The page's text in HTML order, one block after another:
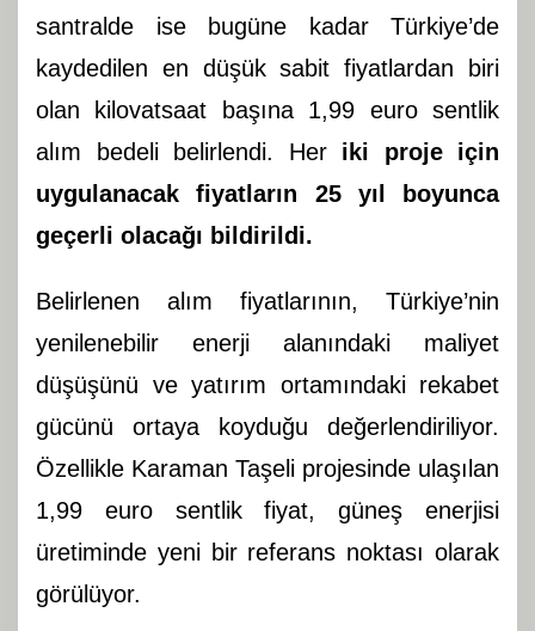
santralde ise bugüne kadar Türkiye’de
kaydedilen en düşük sabit fiyatlardan biri
olan kilovatsaat başına 1,99 euro sentlik
alım bedeli belirlendi. Her iki proje için
uygulanacak fiyatların 25 yıl boyunca
geçerli olacağı bildirildi.
Belirlenen alım fiyatlarının, Türkiye’nin
yenilenebilir enerji alanındaki maliyet
düşüşünü ve yatırım ortamındaki rekabet
gücünü ortaya koyduğu değerlendiriliyor.
Özellikle Karaman Taşeli projesinde ulaşılan
1,99 euro sentlik fiyat, güneş enerjisi
üretiminde yeni bir referans noktası olarak
görülüyor.